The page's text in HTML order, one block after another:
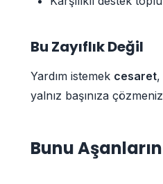
Bu Zayıflık Değil
Yardım istemek cesaret,
yalnız başınıza
Bunu